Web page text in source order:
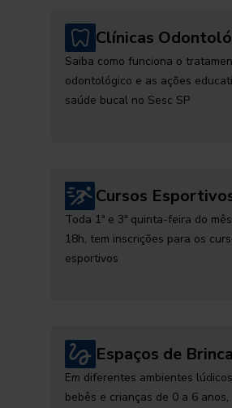
Clínicas
Saiba como funciona o
odontológico e as ações
saúde bucal no Sesc SP
Cursos
Toda 1ª e 3ª quinta-feira do
18h, tem inscrições para os
esportivos
Espaços de
Em diferentes ambientes
bebês e crianças de 0 a 6 anos,